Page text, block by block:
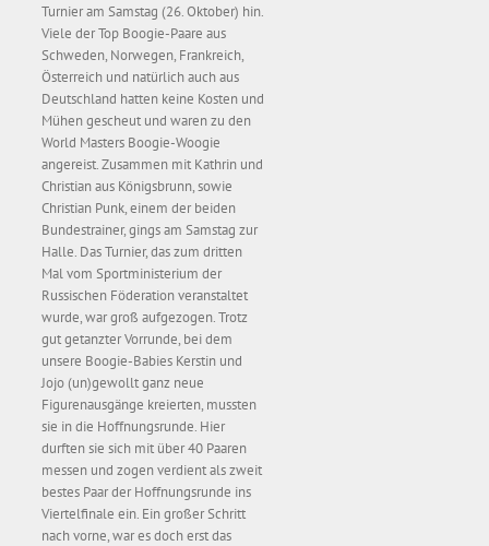
Turnier am Samstag (26. Oktober) hin.
Viele der Top Boogie-Paare aus
Schweden, Norwegen, Frankreich,
Österreich und natürlich auch aus
Deutschland hatten keine Kosten und
Mühen gescheut und waren zu den
World Masters Boogie-Woogie
angereist. Zusammen mit Kathrin und
Christian aus Königsbrunn, sowie
Christian Punk, einem der beiden
Bundestrainer, gings am Samstag zur
Halle. Das Turnier, das zum dritten
Mal vom Sportministerium der
Russischen Föderation veranstaltet
wurde, war groß aufgezogen. Trotz
gut getanzter Vorrunde, bei dem
unsere Boogie-Babies Kerstin und
Jojo (un)gewollt ganz neue
Figurenausgänge kreierten, mussten
sie in die Hoffnungsrunde. Hier
durften sie sich mit über 40 Paaren
messen und zogen verdient als zweit
bestes Paar der Hoffnungsrunde ins
Viertelfinale ein. Ein großer Schritt
nach vorne, war es doch erst das